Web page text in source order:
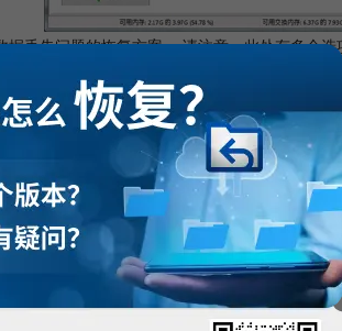
据丢失问题的恢复方案。 请注意，此处有多个